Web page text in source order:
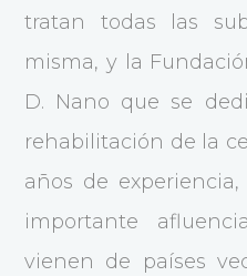
tratan todas las
misma, y la
D. Nano que se
rehabilitación de la
años de
importante
vienen de países